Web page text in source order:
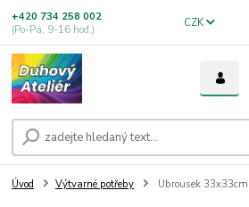
CZK
+420 734 258 002
(Po-Pá, 9-16 hod.)
Úvod Výtvarné potřeby Ubrousek